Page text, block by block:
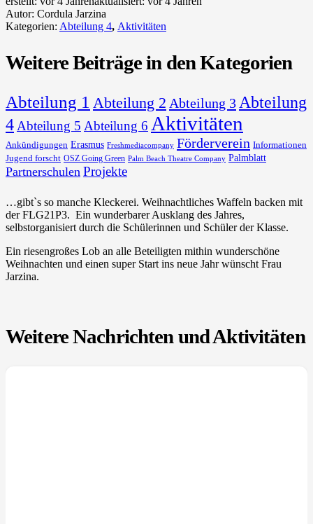
Autor: Cordula Jarzina
Kategorien: Abteilung 4, Aktivitäten
Weitere Beiträge in den Kategorien
Abteilung 1 Abteilung 2 Abteilung 3 Abteilung
4 Abteilung 5 Abteilung 6 Aktivitäten
Ankündigungen Erasmus Freshmediacompany Förderverein Informationen
Jugend forscht OSZ Going Green Palm Beach Theatre Company Palmblatt
Partnerschulen Projekte
…gibt`s so manche Kleckerei. Weihnachtliches Waffeln backen mit
der FLG21P3. Ein wunderbarer Ausklang des Jahres,
selbstorganisiert durch die Schülerinnen und Schüler der Klasse.
Ein riesengroßes Lob an alle Beteiligten mithin wunderschöne
Weihnachten und einen super Start ins neue Jahr wünscht Frau
Jarzina.
Weitere Nachrichten und Aktivitäten